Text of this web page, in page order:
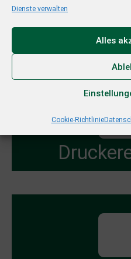
Dienste verwalten
Alles
Cookie-Richtlinie
Self-